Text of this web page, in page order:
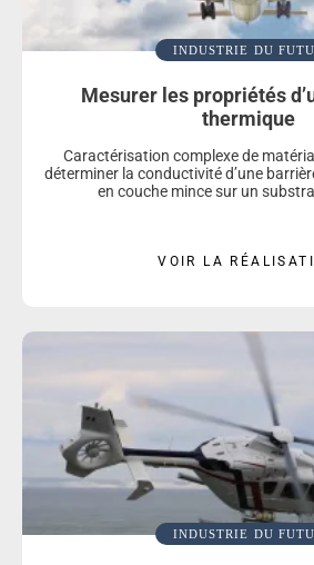
INDUSTRIE DU
Mesurer les propriétés
thermique
Caractérisation complexe de
déterminer la conductivité d’une
en couche mince sur un
VOIR LA
INDUSTRIE DU